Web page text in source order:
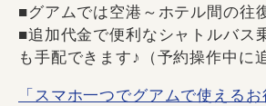
■グアムでは空港～ホテル間の往
■追加代金で便利なシャトルバス
も手配できます♪（予約操作中に
「スマホ一つでグアムで使えるお